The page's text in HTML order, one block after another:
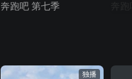
奔跑吧 第七季
独播